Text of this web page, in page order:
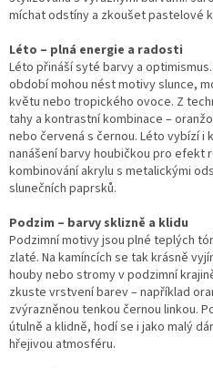
míchat odstíny a zkoušet pastelové
Léto – plná energie a radosti
Léto přináší syté barvy a
období mohou nést motivy slunce,
květu nebo tropického ovoce. Z
tahy a kontrastní kombinace –
nebo červená s černou. Léto vybízí i
nanášení barvy houbičkou pro efekt
kombinování akrylu s metalickými
slunečních paprsků.
Podzim – barvy sklizně a klidu
Podzimní motivy jsou plné teplých
zlaté. Na kamíncích se tak krásně
houby nebo stromy v podzimní
zkuste vrstvení barev – například
zvýrazněnou tenkou černou linkou.
útulně a klidně, hodí se i jako malý
hřejivou atmosféru.